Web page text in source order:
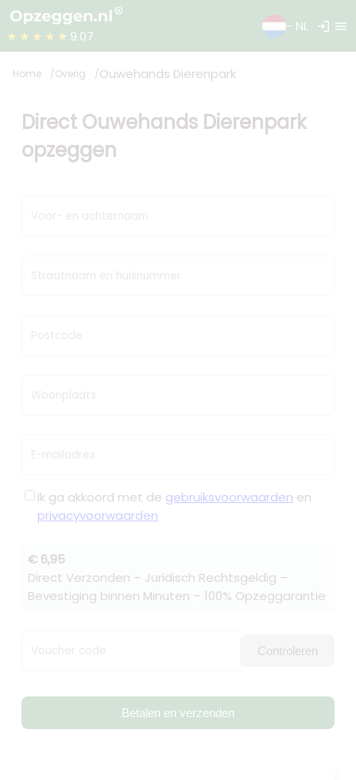
★★★★★ 9.07
- NL login menu
Home Overig Ouwehands Dierenpark
Direct Ouwehands Dierenpark
opzeggen
Voor- en achternaam
Straatnaam en huisnummer
Postcode
Woonplaats
E-mailadres
Ik ga akkoord met de gebruiksvoorwaarden en
privacyvoorwaarden
€ 6,95
Direct Verzonden – Juridisch Rechtsgeldig –
Bevestiging binnen Minuten – 100% Opzeggarantie
Voucher code Controleren
Betalen en verzenden